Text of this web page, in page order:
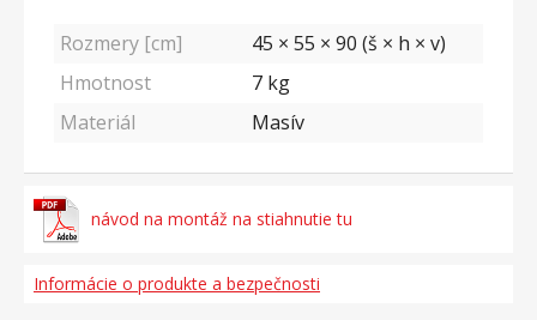
Rozmery [cm]
45 × 55 × 90 (š × h × v)
Hmotnost
7 kg
Materiál
Masív
návod na montáž na stiahnutie tu
Informácie o produkte a bezpečnosti